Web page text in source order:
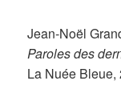
Jean-Noël
Paroles des
La Nuée Bleue,